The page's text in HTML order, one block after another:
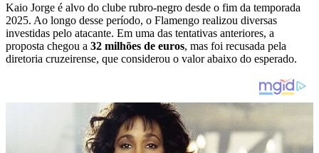
Kaio Jorge é alvo do clube rubro-negro desde o fim da temporada
2025. Ao longo desse período, o Flamengo realizou diversas
investidas pelo atacante. Em uma das tentativas anteriores, a
proposta chegou a 32 milhões de euros, mas foi recusada pela
diretoria cruzeirense, que considerou o valor abaixo do esperado.